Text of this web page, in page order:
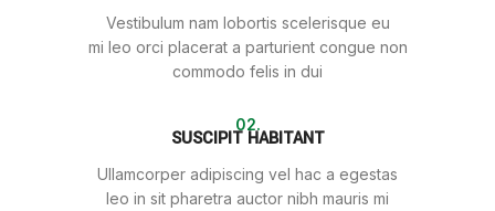
Vestibulum nam lobortis scelerisque eu
mi leo orci placerat a parturient congue non
commodo felis in dui
02.
SUSCIPIT HABITANT
Ullamcorper adipiscing vel hac a egestas
leo in sit pharetra auctor nibh mauris mi